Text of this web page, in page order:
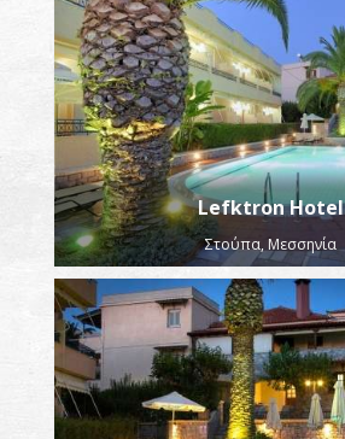
Lefktron Hotel
Στούπα, Μεσσηνία